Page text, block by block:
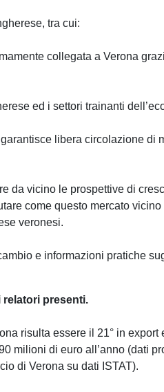
tra cui:
collegata a Verona
ed i settori trainanti
libera circolazione di
da vicino le prospettive di
come questo mercato vicino
veronesi.
e informazioni pratiche
presenti.
risulta essere il 21° in export
milioni di euro all’anno (dati
di Verona su dati ISTAT).